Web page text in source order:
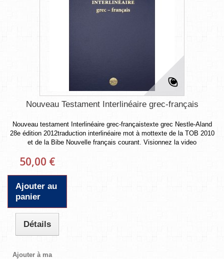
Nouveau Testament Interlinéaire grec-français
Nouveau testament Interlinéaire grec-françaistexte grec Nestle-Aland
28e édition 2012traduction interlinéaire mot à mottexte de la TOB 2010
et de la Bibe Nouvelle français courant. Visionnez la video
50,00 €
Ajouter au
panier
Détails
Ajouter à ma